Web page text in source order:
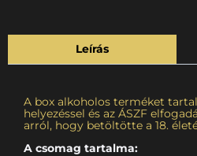
Leírás
A box alkoholos terméket
helyezéssel és az ÁSZF
arról, hogy betöltötte a 18.
A csomag tartalma: